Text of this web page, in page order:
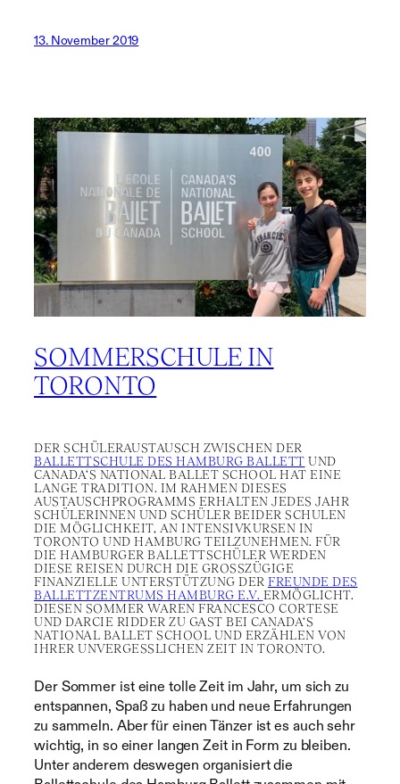
13. November 2019
SOMMERSCHULE IN
TORONTO
DER SCHÜLERAUSTAUSCH ZWISCHEN DER
BALLETTSCHULE DES HAMBURG BALLETT UND
CANADA‘S NATIONAL BALLET SCHOOL HAT EINE
LANGE TRADITION. IM RAHMEN DIESES
AUSTAUSCHPROGRAMMS ERHALTEN JEDES JAHR
SCHÜLERINNEN UND SCHÜLER BEIDER SCHULEN
DIE MÖGLICHKEIT, AN INTENSIVKURSEN IN
TORONTO UND HAMBURG TEILZUNEHMEN. FÜR
DIE HAMBURGER BALLETTSCHÜLER WERDEN
DIESE REISEN DURCH DIE GROSSZÜGIGE F
INANZIELLE UNTERSTÜTZUNG DER FREUNDE DES
BALLETTZENTRUMS HAMBURG E.V. ERMÖGLICHT.
DIESEN SOMMER WAREN FRANCESCO CORTESE
UND DARCIE RIDDER ZU GAST BEI CANADA‘S
NATIONAL BALLET SCHOOL UND ERZÄHLEN VON
IHRER UNVERGESSLICHEN ZEIT IN TORONTO.
Der Sommer ist eine tolle Zeit im Jahr, um sich zu
entspannen, Spaß zu haben und neue Erfahrungen
zu sammeln. Aber für einen Tänzer ist es auch sehr
wichtig, in so einer langen Zeit in Form zu bleiben.
Unter anderem deswegen organisiert die